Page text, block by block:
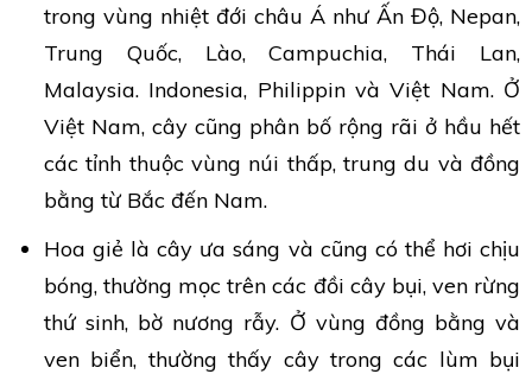
trong vùng nhiệt đới châu Á như Ấn Độ, Nepan,
Trung Quốc, Lào, Campuchia, Thái Lan,
Malaysia. Indonesia, Philippin và Việt Nam. Ở
Việt Nam, cây cũng phân bố rộng rãi ở hầu hết
các tỉnh thuộc vùng núi thấp, trung du và đồng
bằng từ Bắc đến Nam.
Hoa giẻ là cây ưa sáng và cũng có thể hơi chịu
bóng, thường mọc trên các đồi cây bụi, ven rừng
thứ sinh, bờ nương rẫy. Ở vùng đồng bằng và
ven biển, thường thấy cây trong các lùm bụi